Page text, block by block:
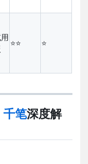
⭐⭐ ⭐
千笔深度解